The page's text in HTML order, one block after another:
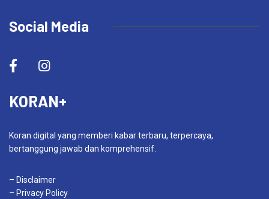
Social Media
KORAN+
Koran digital yang memberi kabar terbaru, terpercaya,
bertanggung jawab dan komprehensif.
– Disclaimer
– Privacy Policy